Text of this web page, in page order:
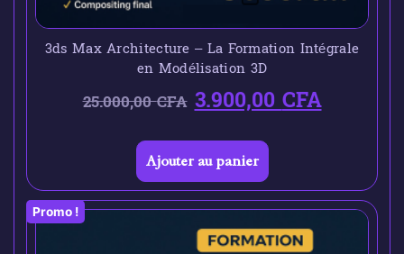
3ds Max Architecture – La Formation Intégrale
en Modélisation 3D
25.000,00CFA 3.900,00CFA
Ajouter au panier
Promo !